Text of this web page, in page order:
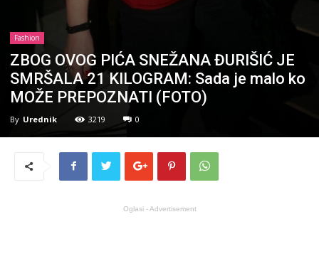
Fashion
ZBOG OVOG PIĆA SNEŽANA ĐURIŠIĆ JE
SMRŠALA 21 KILOGRAM: Sada je malo ko
MOŽE PREPOZNATI (FOTO)
By Urednik 3219 0
Oglasi - Advertisement